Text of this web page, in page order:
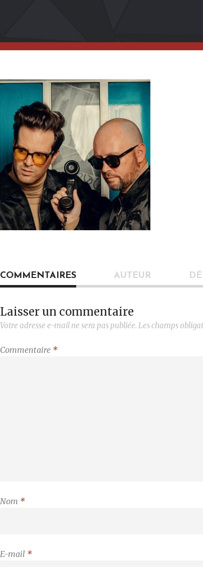
COMMENTAIRES AUTEUR
Laisser un commentaire
Votre adresse e-mail ne sera pas publiée. Les champs
Commentaire *
Nom *
E-mail *